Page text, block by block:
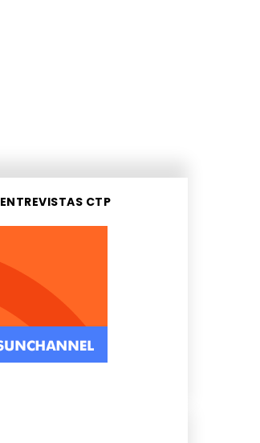
ENTREVISTAS CTP